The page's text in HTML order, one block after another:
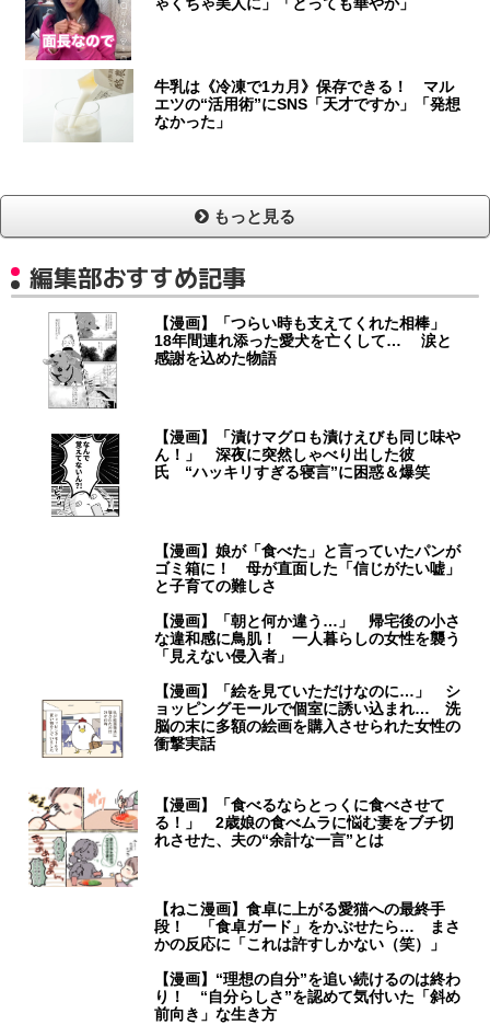
牛乳は《冷凍で1カ月》保存できる！ マル
エツの“活用術”にSNS「天才ですか」「発想
なかった」
もっと見る
編集部おすすめ記事
【漫画】「つらい時も支えてくれた相棒」
18年間連れ添った愛犬を亡くして… 涙と
感謝を込めた物語
【漫画】「漬けマグロも漬けえびも同じ味や
ん！」 深夜に突然しゃべり出した彼
氏 “ハッキリすぎる寝言”に困惑＆爆笑
【漫画】娘が「食べた」と言っていたパンが
ゴミ箱に！ 母が直面した「信じがたい嘘」
と子育ての難しさ
【漫画】「朝と何か違う…」 帰宅後の小さ
な違和感に鳥肌！ 一人暮らしの女性を襲う
「見えない侵入者」
【漫画】「絵を見ていただけなのに…」 シ
ョッピングモールで個室に誘い込まれ… 洗
脳の末に多額の絵画を購入させられた女性の
衝撃実話
【漫画】「食べるならとっくに食べさせて
る！」 2歳娘の食べムラに悩む妻をブチ切
れさせた、夫の“余計な一言”とは
【ねこ漫画】食卓に上がる愛猫への最終手
段！ 「食卓ガード」をかぶせたら… まさ
かの反応に「これは許すしかない（笑）」
【漫画】“理想の自分”を追い続けるのは終わ
り！ “自分らしさ”を認めて気付いた「斜め
前向き」な生き方